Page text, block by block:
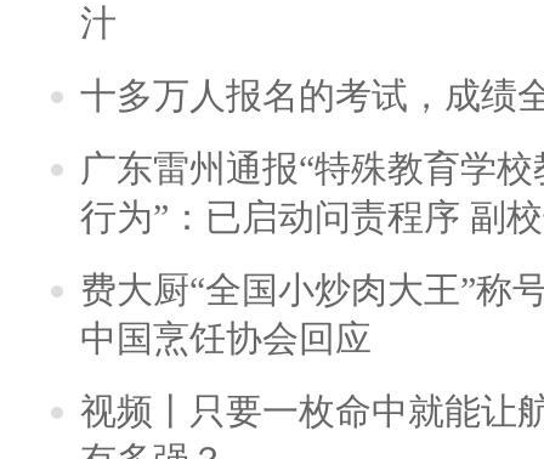
汁
十多万人报名的考试，成绩
广东雷州通报“特殊教育学
行为”：已启动问责程序 副
费大厨“全国小炒肉大王”称
中国烹饪协会回应
视频丨只要一枚命中就能让